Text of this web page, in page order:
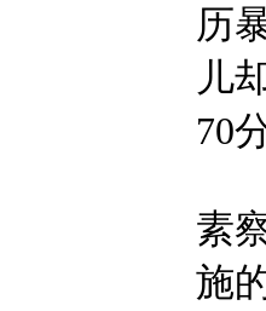
历
儿
70
素
施